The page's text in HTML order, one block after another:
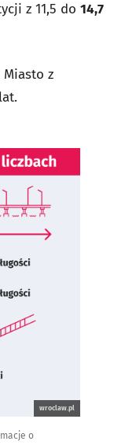
z 11,5 do 14,7
Miasto z
wroclaw.pl
o